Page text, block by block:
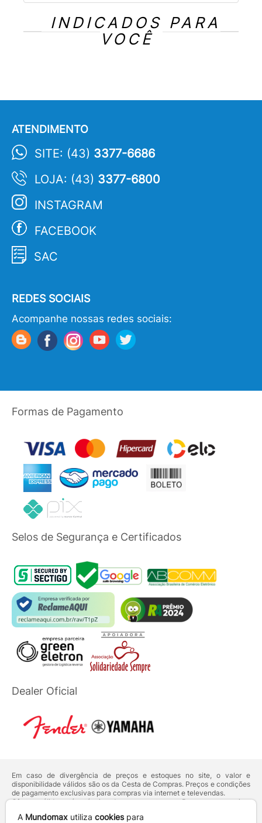
INDICADOS PARA
VOCÊ
ATENDIMENTO
SITE: (43) 3377-6686
LOJA: (43) 3377-6800
INSTAGRAM
FACEBOOK
SAC
REDES SOCIAIS
Acompanhe nossas redes sociais:
Formas de Pagamento
Selos de Segurança e Certificados
Dealer Oficial
Em caso de divergência de preços e estoques no site, o valor e
disponibilidade válidos são os da Cesta de Compras. Preços e condições
de pagamento exclusivas para compras via internet e televendas.
Ofertas válidas até o término de nossos estoques. Para compras acima
deVenda Corporativa.
A Mundomax utiliza cookiespara